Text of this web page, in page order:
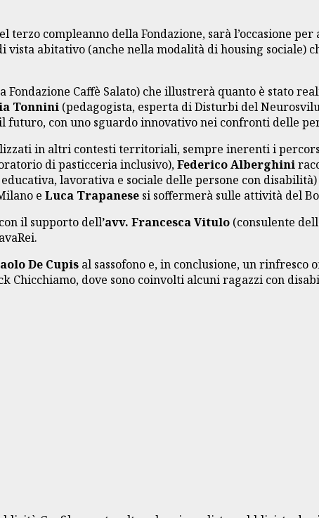
terzo compleanno della Fondazione, sarà l’occasione
vista abitativo (anche nella modalità di housing
Fondazione Caffè Salato) che illustrerà quanto è stato
Tonnini (pedagogista, esperta di Disturbi del
con uno sguardo innovativo nei confronti delle
in altri contesti territoriali, sempre inerenti i
di pasticceria inclusivo),Federico Alberghini
lavorativa e sociale delle persone con
e Luca Trapanese si soffermerà sulle attività del
con il supporto dell’avv. Francesca Vitulo (consulente
De Cupis al sassofono e, in conclusione, un
Chicchiamo, dove sono coinvolti alcuni ragazzi con